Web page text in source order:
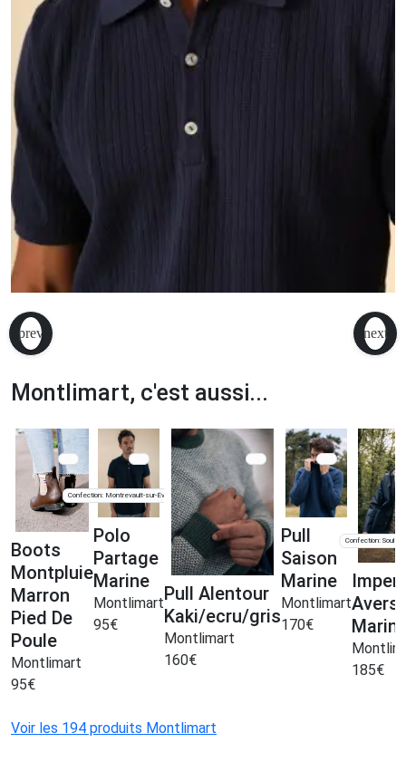
Montlimart, c'est aussi...
Boots
Montpluie
Marron
Pied De
Poule
Montlimart
95€
Confection: Montrevault-sur-Èvre (49)
Polo
Partage
Marine
Montlimart
95€
Pull Alentour
Kaki/ecru/gris
Montlimart
160€
Pull
Saison
Marine
Montlimart
170€
Confection:
185€
Voir les 194 produits Montlimart